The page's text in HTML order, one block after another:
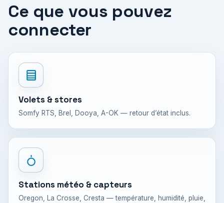
Ce que vous pouvez
connecter
Volets & stores
Somfy RTS, Brel, Dooya, A-OK — retour d’état inclus.
Stations météo & capteurs
Oregon, La Crosse, Cresta — température, humidité, pluie,